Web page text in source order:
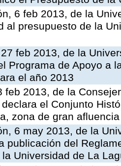
6 feb 2013, de la
al presupuesto de la
feb 2013, de la
Programa de Apoyo a
el año 2013
feb 2013, de la
el Conjunto
zona de gran
6 may 2013, de la
publicación del
la Universidad de La